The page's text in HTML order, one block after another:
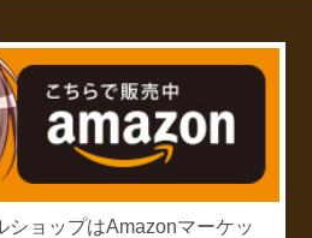
ショップはAmazonマーケッ